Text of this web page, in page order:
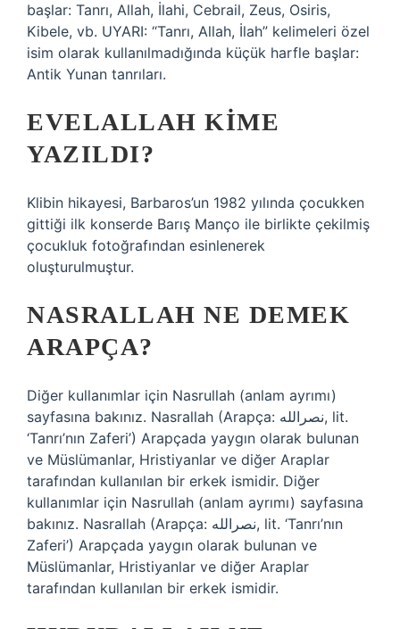
başlar: Tanrı, Allah, İlahi, Cebrail, Zeus, Osiris,
Kibele, vb. UYARI: “Tanrı, Allah, İlah” kelimeleri özel
isim olarak kullanılmadığında küçük harfle başlar:
Antik Yunan tanrıları.
EVELALLAH KIME
YAZILDI?
Klibin hikayesi, Barbaros’un 1982 yılında çocukken
gittiği ilk konserde Barış Manço ile birlikte çekilmiş
çocukluk fotoğrafından esinlenerek
oluşturulmuştur.
NASRALLAH NE DEMEK
ARAPÇA?
Diğer kullanımlar için Nasrullah (anlam ayrımı)
sayfasına bakınız. Nasrallah (Arapça: نصرالله‎, lit.
‘Tanrı’nın Zaferi’) Arapçada yaygın olarak bulunan
ve Müslümanlar, Hristiyanlar ve diğer Araplar
tarafından kullanılan bir erkek ismidir. Diğer
kullanımlar için Nasrullah (anlam ayrımı) sayfasına
bakınız. Nasrallah (Arapça: نصرالله‎, lit. ‘Tanrı’nın
Zaferi’) Arapçada yaygın olarak bulunan ve
Müslümanlar, Hristiyanlar ve diğer Araplar
tarafından kullanılan bir erkek ismidir.